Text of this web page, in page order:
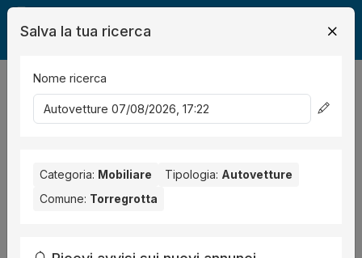
Legalmente Mobili
risultati Ordina per
Nessun risultato per la Provincia selezionata:Messina
Prova a modificare i parametri di ricerca:
Salva la tua ricerca
Nome ricerca
Categoria: Mobiliare Tipologia: Autovetture
Comune: Torregrotta